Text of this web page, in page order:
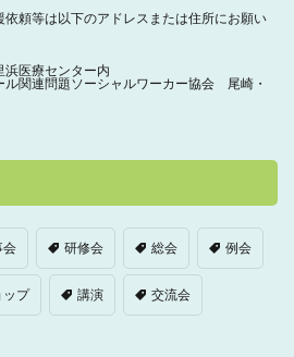
依頼等は以下のアドレスまたは住所にお願い
医療センター内
関連問題ソーシャルワーカー協会 尾崎・
会 研修会 総会 例会
ップ 講演 交流会